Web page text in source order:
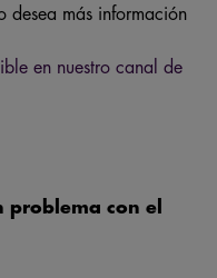
desea más información
en nuestro canal de
problema con el